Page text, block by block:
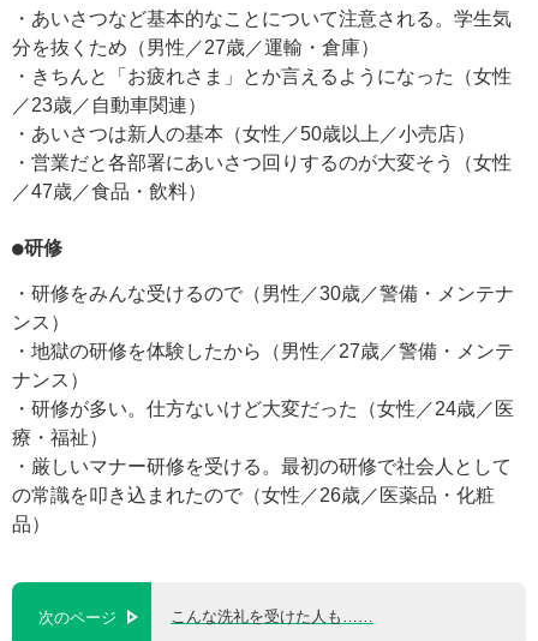
・あいさつなど基本的なことについて注意される。学生気
分を抜くため（男性／27歳／運輸・倉庫）
・きちんと「お疲れさま」とか言えるようになった（女性
／23歳／自動車関連）
・あいさつは新人の基本（女性／50歳以上／小売店）
・営業だと各部署にあいさつ回りするのが大変そう（女性
／47歳／食品・飲料）
●研修
・研修をみんな受けるので（男性／30歳／警備・メンテナ
ンス）
・地獄の研修を体験したから（男性／27歳／警備・メンテ
ナンス）
・研修が多い。仕方ないけど大変だった（女性／24歳／医
療・福祉）
・厳しいマナー研修を受ける。最初の研修で社会人として
の常識を叩き込まれたので（女性／26歳／医薬品・化粧
品）
次のページ こんな洗礼を受けた人も……